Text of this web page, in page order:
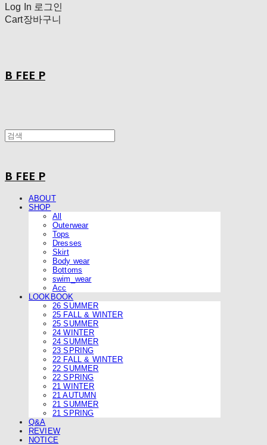
Log In 로그인
Cart장바구니
B FEE P
B FEE P
ABOUT
SHOP
All
Outerwear
Tops
Dresses
Skirt
Body wear
Bottoms
swim_wear
Acc
LOOKBOOK
26 SUMMER
25 FALL & WINTER
25 SUMMER
24 WINTER
24 SUMMER
23 SPRING
22 FALL & WINTER
22 SUMMER
22 SPRING
21 WINTER
21 AUTUMN
21 SUMMER
21 SPRING
Q&A
REVIEW
NOTICE